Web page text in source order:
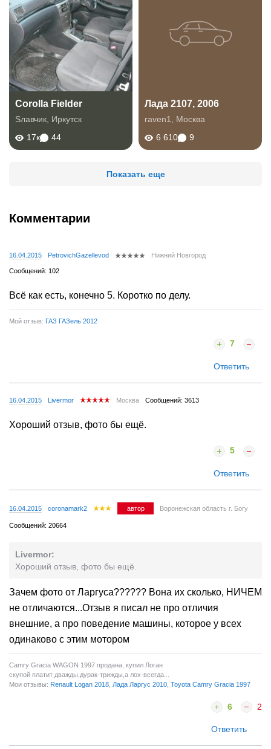
Corolla Fielder
Sлавчик Иркутск
17к
44
Лада 2107, 2006
raven1
Москва
6 610
9
Показать еще
Комментарии
16.04.2015 PetrovichGazellevod Нижний Новгород
Сообщений: 102
Всё как есть, конечно 5. Коротко по делу.
Мой отзыв: ГАЗ ГАЗель 2012
7
Ответить
16.04.2015 Livermor Москва Сообщений: 3613
Хороший отзыв, фото бы ещё.
5
Ответить
16.04.2015 coronamark2 автор Воронежская область г. Богу
Сообщений: 20664
Livermor:
Хороший отзыв, фото бы ещё.
Зачем фото от Ларгуса?????? Вона их сколько, НИЧЕМ
не отличаются...Отзыв я писал не про отличия
внешние, а про поведение машины, которое у всех
одинаково с этим мотором
Camry Gracia WAGON 1997 продана, купил Логан
скупой платит дважды,дурак-трижды,а лох-всегда...
Мои отзывы: Renault Logan 2018 Лада Ларгус 2010 Toyota Camry Gracia 1997
6 2
Ответить